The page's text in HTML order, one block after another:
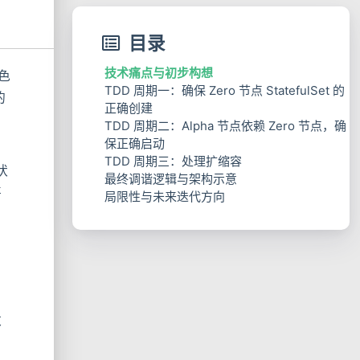
目录
技术痛点与初步构想
TDD 周期一：确保 Zero 节点 StatefulSet 的
正确创建
TDD 周期二：Alpha 节点依赖 Zero 节点，确
保正确启动
TDD 周期三：处理扩缩容
最终调谐逻辑与架构示意
局限性与未来迭代方向